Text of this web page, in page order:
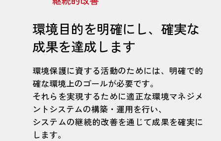
環境目的を明確にし、確実な
成果を達成します
環境保護に資する活動のためには、明確で的
確な環境上のゴールが必要です。
それらを実現するために適正な環境マネジメ
ントシステムの構築・運用を行い、
システムの継続的改善を通じて成果を確実に
します。